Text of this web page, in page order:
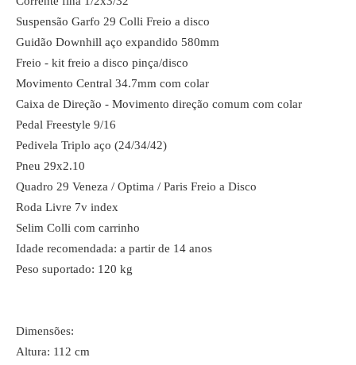
Suspensão Garfo 29 Colli Freio a disco
Guidão Downhill aço expandido 580mm
Freio - kit freio a disco pinça/disco
Movimento Central 34.7mm com colar
Caixa de Direção - Movimento direção comum com colar
Pedal Freestyle 9/16
Pedivela Triplo aço (24/34/42)
Pneu 29x2.10
Quadro 29 Veneza / Optima / Paris Freio a Disco
Roda Livre 7v index
Selim Colli com carrinho
Idade recomendada: a partir de 14 anos
Peso suportado: 120 kg
Dimensões:
Altura: 112 cm